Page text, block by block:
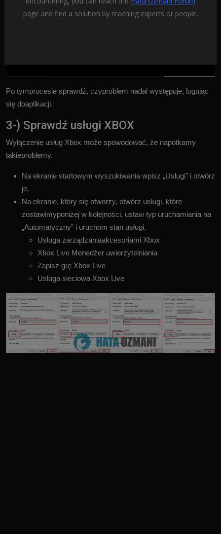
page and find a solution by reaching experts or people.
Po tymprocesie sprawdź, czyproblem nadal występuje, logując
się doaplikacji.
3-) Sprawdź usługi XBOX
Wyłączenie usług Xbox może spowodować, że napotkamy
takieproblemy.
Na ekranie startowym wyszukiwania wpisz „Usługi” i otwórz
je.
Na ekranie, który się otworzy, otwórz usługi, które
zostawimyponiżej w kolejności, ustaw typ uruchamiania na
„Automatyczny” i uruchom stan usługi.
Usługa zarządzaniaakcesoriami Xbox
Xbox Live Menedżer uwierzytelniania
Zapisz grę Xbox Live
Usługa sieciowa Xbox Live